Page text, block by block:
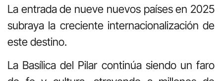
La entrada de nueve nuevos países en 2025
subraya la creciente internacionalización de
este destino.
La Basílica del Pilar continúa siendo un faro